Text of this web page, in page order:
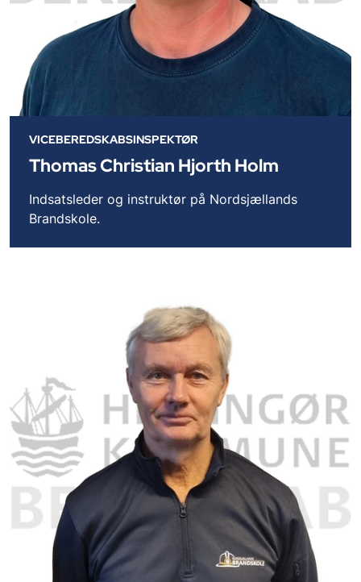
VICEBEREDSKABSINSPEKTØR
Thomas Christian Hjorth Holm
Indsatsleder og instruktør på Nordsjællands
Brandskole.